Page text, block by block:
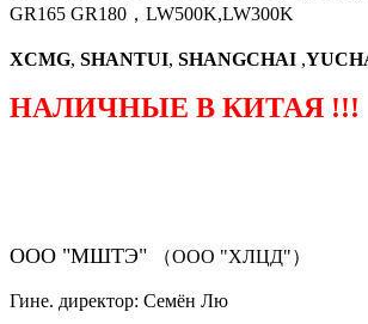
GR165 GR180，LW500K,LW300K
XCMG, SHANTUI, SHANGCHAI ,
НАЛИЧНЫЕ В КИТАЯ !!!
ООО "МШТЭ" （ООО "ХЛЦД"）
Гине. директор: Семён Лю